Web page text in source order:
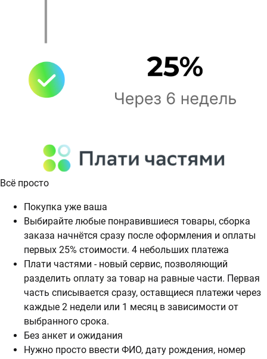
Всё просто
Покупка уже ваша
Выбирайте любые понравившиеся товары, сборка
заказа начнётся сразу после оформления и оплаты
первых 25% стоимости. 4 небольших платежа
Плати частями - новый сервис, позволяющий
разделить оплату за товар на равные части. Первая
часть списывается сразу, оставщиеся платежи через
каждые 2 недели или 1 месяц в зависимости от
выбранного срока.
Без анкет и ожидания
Нужно просто ввести ФИО, дату рождения, номер